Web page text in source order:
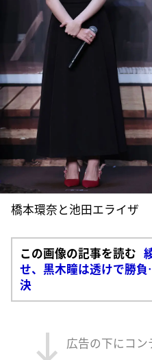
橋本環奈と池田エライザ
この画像の記事を読む
せ、黒木瞳は透けで勝
決
広告の下にコ